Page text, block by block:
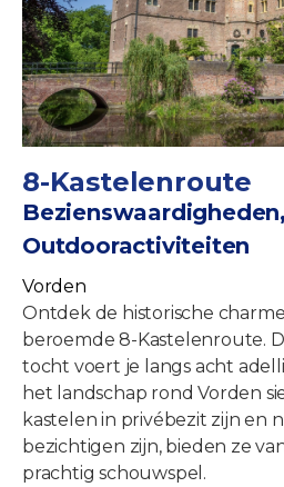
8-Kastelenroute
Bezienswaardigheden,
Outdooractiviteiten
Vorden
Ontdek de historische
beroemde 8-Kastelenroute.
tocht voert je langs acht
het landschap rond Vorden
kastelen in privébezit zijn en
bezichtigen zijn, bieden ze
prachtig schouwspel.